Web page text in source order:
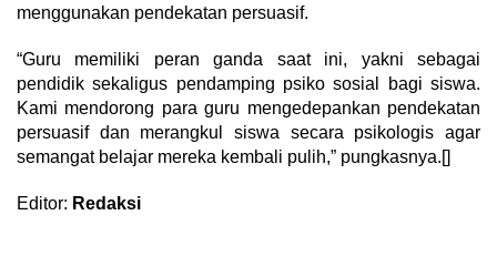
menggunakan pendekatan persuasif.
“Guru memiliki peran ganda saat ini, yakni sebagai
pendidik sekaligus pendamping psiko sosial bagi siswa.
Kami mendorong para guru mengedepankan pendekatan
persuasif dan merangkul siswa secara psikologis agar
semangat belajar mereka kembali pulih,” pungkasnya.[]
Editor: Redaksi